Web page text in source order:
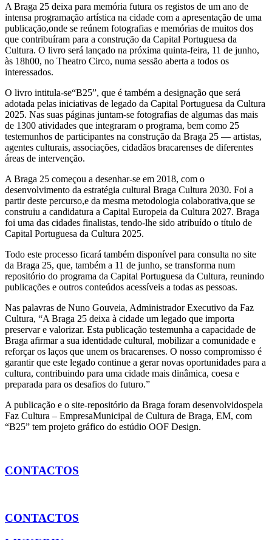
A Braga 25 deixa para memória futura os registos de um ano de
intensa programação artística na cidade com a apresentação de uma
publicação,onde se reúnem fotografias e memórias de muitos dos
que contribuíram para a construção da Capital Portuguesa da
Cultura. O livro será lançado na próxima quinta-feira, 11 de junho,
às 18h00, no Theatro Circo, numa sessão aberta a todos os
interessados.
O livro intitula-se“B25”, que é também a designação que será
adotada pelas iniciativas de legado da Capital Portuguesa da Cultura
2025. Nas suas páginas juntam-se fotografias de algumas das mais
de 1300 atividades que integraram o programa, bem como 25
testemunhos de participantes na construção da Braga 25 — artistas,
agentes culturais, associações, cidadãos bracarenses de diferentes
áreas de intervenção.
A Braga 25 começou a desenhar-se em 2018, com o
desenvolvimento da estratégia cultural Braga Cultura 2030. Foi a
partir deste percurso,e da mesma metodologia colaborativa,que se
construiu a candidatura a Capital Europeia da Cultura 2027. Braga
foi uma das cidades finalistas, tendo-lhe sido atribuído o título de
Capital Portuguesa da Cultura 2025.
Todo este processo ficará também disponível para consulta no site
da Braga 25, que, também a 11 de junho, se transforma num
repositório do programa da Capital Portuguesa da Cultura, reunindo
publicações e outros conteúdos acessíveis a todas as pessoas.
Nas palavras de Nuno Gouveia, Administrador Executivo da Faz
Cultura, “A Braga 25 deixa à cidade um legado que importa
preservar e valorizar. Esta publicação testemunha a capacidade de
Braga afirmar a sua identidade cultural, mobilizar a comunidade e
reforçar os laços que unem os bracarenses. O nosso compromisso é
garantir que este legado continue a gerar novas oportunidades para a
cultura, contribuindo para uma cidade mais dinâmica, coesa e
preparada para os desafios do futuro.”
A publicação e o site-repositório da Braga foram desenvolvidospela
Faz Cultura – EmpresaMunicipal de Cultura de Braga, EM, com
“B25” tem projeto gráfico do estúdio OOF Design.
CONTACTOS
CONTACTOS